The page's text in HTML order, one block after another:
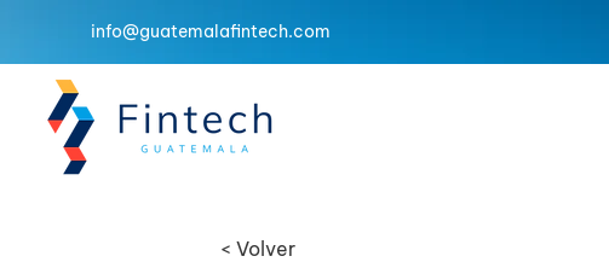
info@guatemalafintech.com
< Volver